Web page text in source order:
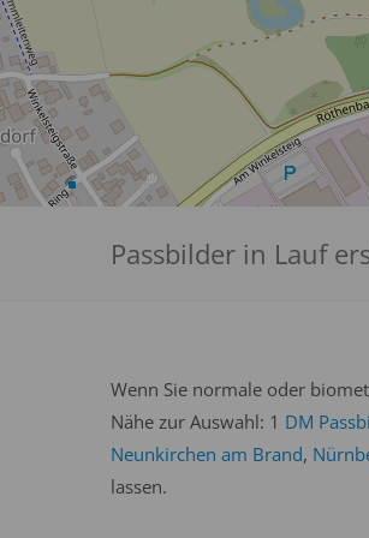
Passbilder in Lauf
Wenn Sie normale oder
Nähe zur Auswahl: 1 DM
Neunkirchen am Brand,
lassen.